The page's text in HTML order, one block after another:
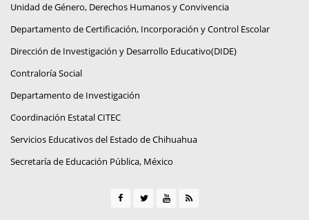
Unidad de Género, Derechos Humanos y Convivencia
Departamento de Certificación, Incorporación y Control Escolar
Dirección de Investigación y Desarrollo Educativo(DIDE)
Contraloría Social
Departamento de Investigación
Coordinación Estatal CITEC
Servicios Educativos del Estado de Chihuahua
Secretaría de Educación Pública, México